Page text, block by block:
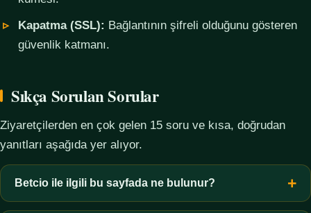
Kapatma (SSL): Bağlantının şifreli olduğunu gösteren
güvenlik katmanı.
Sıkça Sorulan Sorular
Ziyaretçilerden en çok gelen 15 soru ve kısa, doğrudan
yanıtları aşağıda yer alıyor.
Betcio ile ilgili bu sayfada ne bulunur?
Bu sayfada yalnızca kavramsal bilgi, terim açıklamaları, veri